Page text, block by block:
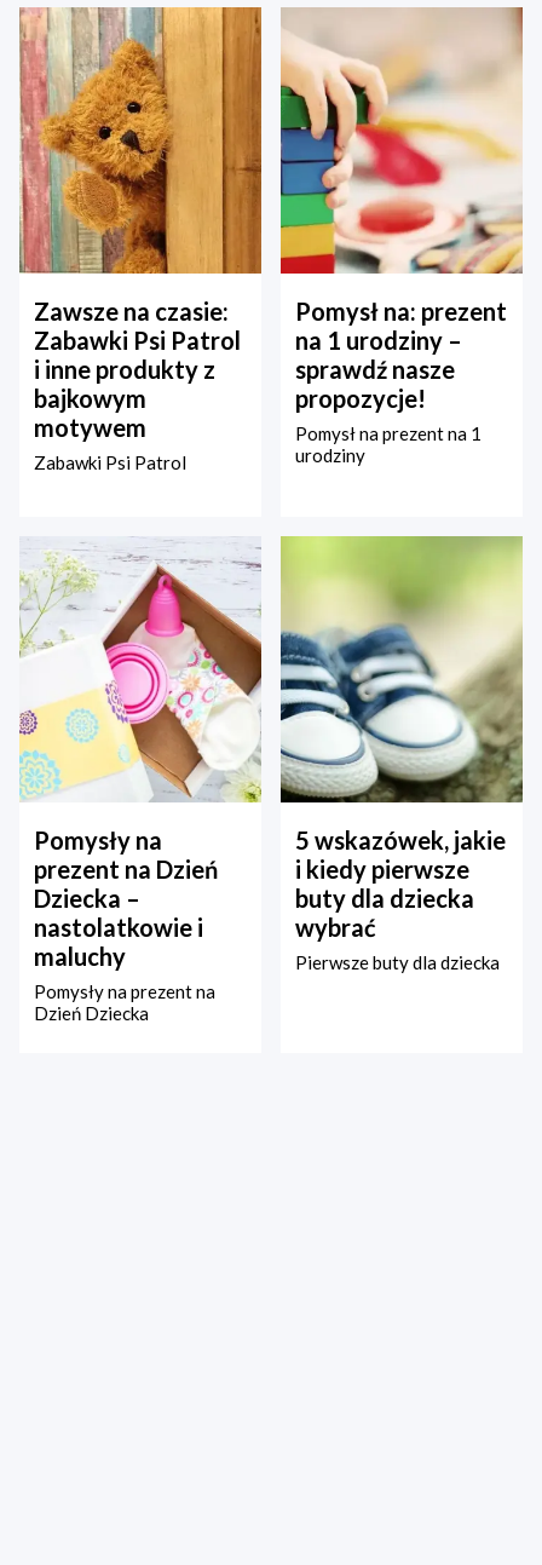
Zawsze na czasie:
Zabawki Psi Patrol
i inne produkty z
bajkowym
motywem
Zabawki Psi Patrol
Pomysł na: prezent
na 1 urodziny –
sprawdź nasze
propozycje!
Pomysł na prezent na 1
urodziny
Pomysły na
prezent na Dzień
Dziecka –
nastolatkowie i
maluchy
Pomysły na prezent na
Dzień Dziecka
5 wskazówek, jakie
i kiedy pierwsze
buty dla dziecka
wybrać
Pierwsze buty dla dziecka